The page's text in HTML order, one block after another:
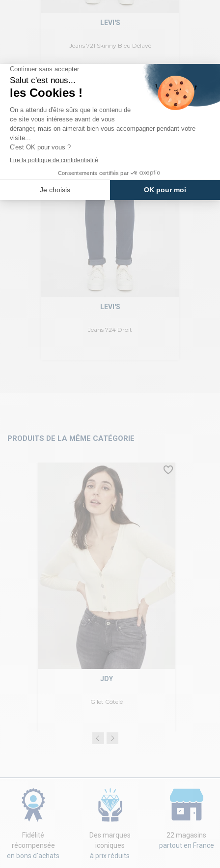
Jeans 721 Skinny Bleu Délavé
LEVI'S
Jeans 724 Droit
LEVI'S
PRODUITS DE LA MÊME CATÉGORIE
Gilet Côtelé
JDY
Fidélité
récompensée
en bons d'achats
Des marques
iconiques
à prix réduits
22 magasins
partout en France